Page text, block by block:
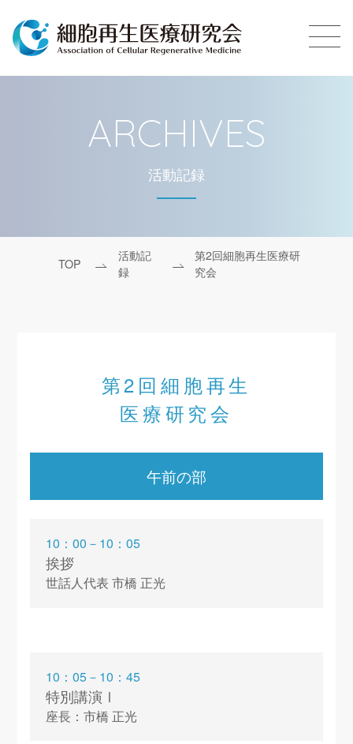
ARCHIVES
活動記録
TOP
活動記
録
第2回細胞再生医療研
究会
第2回細胞再生
医療研究会
午前の部
10：00－10：05
挨拶
世話人代表 市橋 正光
10：05－10：45
特別講演Ⅰ
座長：市橋 正光